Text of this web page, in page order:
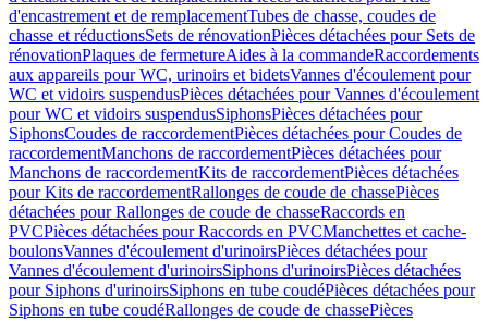
d'encastrement et de remplacementTubes de chasse, coudes de
chasse et réductionsSets de rénovationPièces détachées pour Sets de
rénovationPlaques de fermetureAides à la commandeRaccordements
aux appareils pour WC, urinoirs et bidetsVannes d'écoulement pour
WC et vidoirs suspendusPièces détachées pour Vannes d'écoulement
pour WC et vidoirs suspendusSiphonsPièces détachées pour
SiphonsCoudes de raccordementPièces détachées pour Coudes de
raccordementManchons de raccordementPièces détachées pour
Manchons de raccordementKits de raccordementPièces détachées
pour Kits de raccordementRallonges de coude de chassePièces
détachées pour Rallonges de coude de chasseRaccords en
PVCPièces détachées pour Raccords en PVCManchettes et cache-
boulonsVannes d'écoulement d'urinoirsPièces détachées pour
Vannes d'écoulement d'urinoirsSiphons d'urinoirsPièces détachées
pour Siphons d'urinoirsSiphons en tube coudéPièces détachées pour
Siphons en tube coudéRallonges de coude de chassePièces